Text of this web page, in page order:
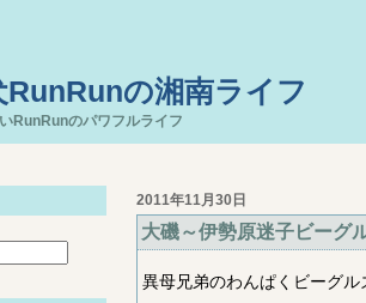
RunRunの湘南ライフ
RunRunのパワフルライフ
2011年11月30日
大磯～伊勢原迷子ビーグ
異母兄弟のわんぱくビーグル